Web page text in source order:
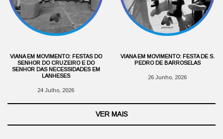
VIANA EM MOVIMENTO: FESTAS DO
SENHOR DO CRUZEIRO E DO
SENHOR DAS NECESSIDADES EM
LANHESES
24 Julho, 2026
VIANA EM MOVIMENTO: FESTA DE S.
PEDRO DE BARROSELAS
26 Junho, 2026
VER MAIS